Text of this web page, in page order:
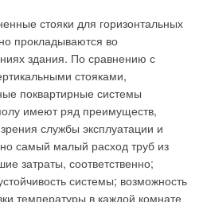
стояки для горизонтальных
прокладываются во
здания. По сравнению с
стояками,
поквартирные системы
имеют ряд преимуществ,
службы эксплуатации и
самый малый расход труб из
затраты, соответственно;
системы; возможность
температуры в каждой комнате
из
труб из
индикатора параметров
сетевые модули. Датчик
на входе и выходе, а также
чтобы определить,
режиме.
PumpDrive специально
мощностью до 55 кВт. Он
на стене или в шкафу
системой управления